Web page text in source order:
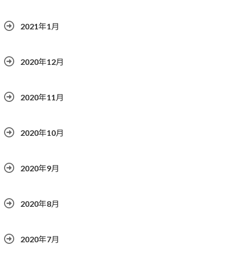
2021年1月
2020年12月
2020年11月
2020年10月
2020年9月
2020年8月
2020年7月